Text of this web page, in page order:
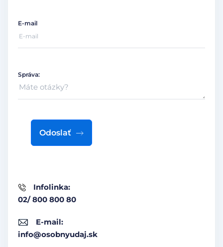
Infolinka:
02/ 800 800 80
E-mail:
info@osobnyudaj.sk
E-mail
Správa:
Odoslať